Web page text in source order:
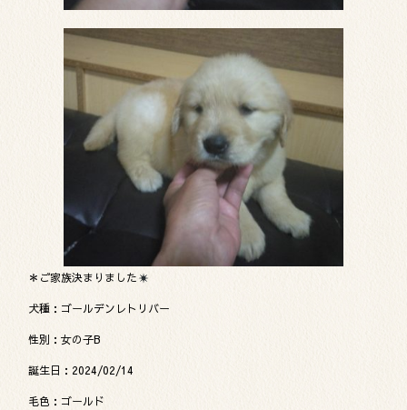
＊ご家族決まりました
犬種：ゴールデンレトリバー
性別：女の子B
誕生日：2024/02/14
毛色：ゴールド